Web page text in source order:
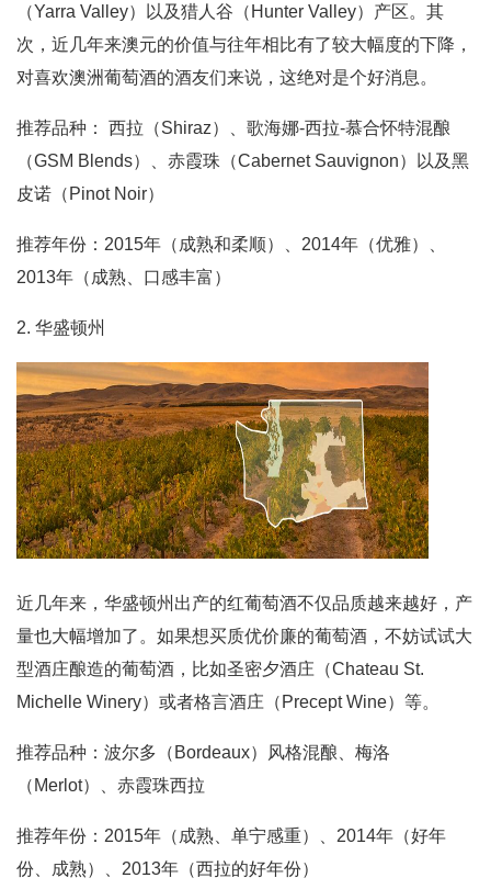
（Yarra Valley）以及猎人谷（Hunter Valley）产区。其
次，近几年来澳元的价值与往年相比有了较大幅度的下降，
对喜欢澳洲葡萄酒的酒友们来说，这绝对是个好消息。
推荐品种： 西拉（Shiraz）、歌海娜-西拉-慕合怀特混酿
（GSM Blends）、赤霞珠（Cabernet Sauvignon）以及黑
皮诺（Pinot Noir）
推荐年份：2015年（成熟和柔顺）、2014年（优雅）、
2013年（成熟、口感丰富）
2. 华盛顿州
近几年来，华盛顿州出产的红葡萄酒不仅品质越来越好，产
量也大幅增加了。如果想买质优价廉的葡萄酒，不妨试试大
型酒庄酿造的葡萄酒，比如圣密夕酒庄（Chateau St.
Michelle Winery）或者格言酒庄（Precept Wine）等。
推荐品种：波尔多（Bordeaux）风格混酿、梅洛
（Merlot）、赤霞珠西拉
推荐年份：2015年（成熟、单宁感重）、2014年（好年
份、成熟）、2013年（西拉的好年份）